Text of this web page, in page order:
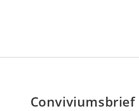
Conviviumsbrief